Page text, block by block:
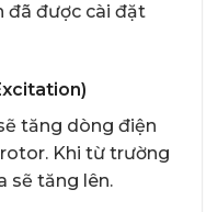
đã được cài đặt
tăng dòng điện
Khi từ trường
sẽ tăng lên.